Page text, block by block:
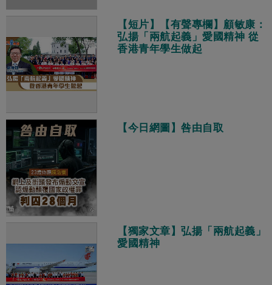
【短片】【有聲專欄】顧敏康：
弘揚「兩航起義」愛國精神 從
香港青年學生做起
【今日網圖】咎由自取
【獨家文章】弘揚「兩航起義」
愛國精神